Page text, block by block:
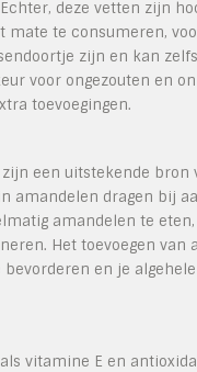
deze vetten zijn
mate te consumeren,
zijn en kan
voor ongezouten en
toevoegingen.
een uitstekende bron
amandelen dragen bij
amandelen te
Het toevoegen van
en je
vitamine E en